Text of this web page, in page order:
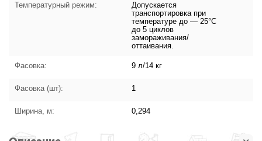
Температурный режим:
Допускается
транспортировка при
температуре до — 25°С
до 5 циклов
замораживания/
оттаивания.
Фасовка: 9 л/14 кг
Фасовка (шт): 1
Ширина, м: 0,294